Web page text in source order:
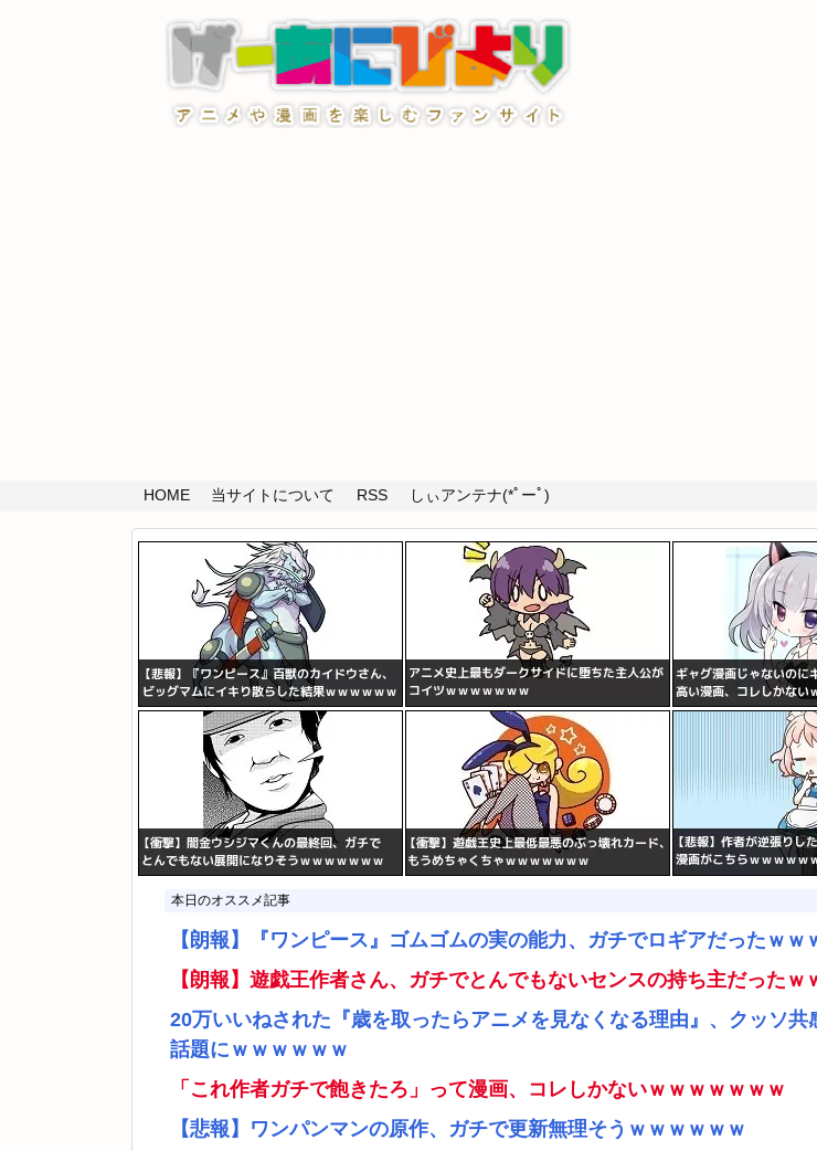
HOME 当サイトについて RSS しぃアンテナ(*ﾟーﾟ)
本日のオススメ記事
【朗報】『ワンピース』ゴムゴムの実の能力、ガチでロギアだったｗｗ
【朗報】遊戯王作者さん、ガチでとんでもないセンスの持ち主だったｗ
20万いいねされた『歳を取ったらアニメを見なくなる理由』、クッソ共
話題にｗｗｗｗｗｗ
「これ作者ガチで飽きたろ」って漫画、コレしかないｗｗｗｗｗｗｗ
【悲報】ワンパンマンの原作、ガチで更新無理そうｗｗｗｗｗｗ